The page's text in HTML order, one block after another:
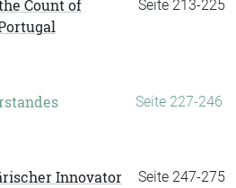
Seite 213-225
Count of
Seite 227-246
Seite 247-275
Innovator